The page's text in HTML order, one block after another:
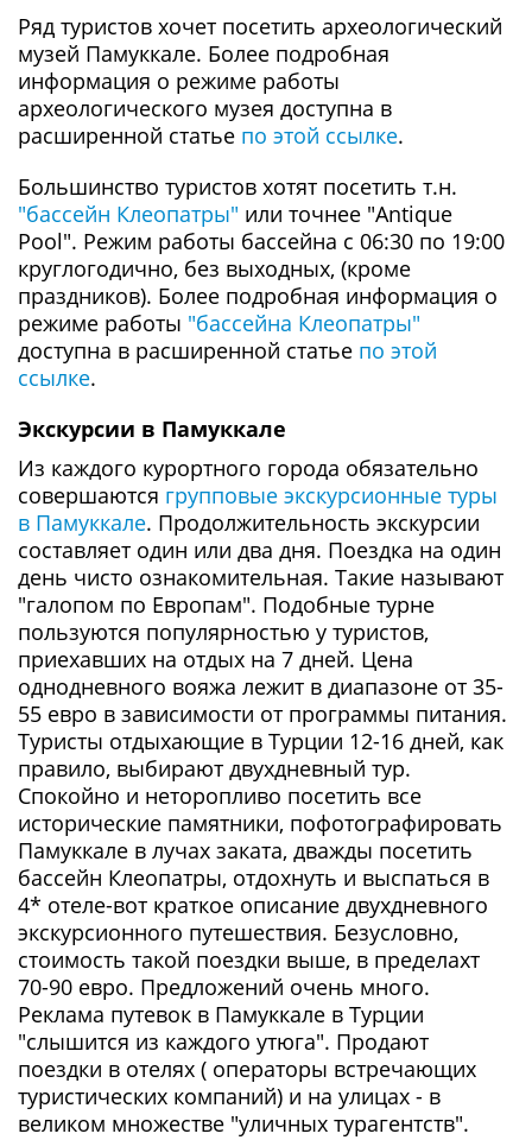
Ряд туристов хочет посетить археологический
музей Памуккале. Более подробная
информация о режиме работы
археологического музея доступна в
расширенной статье по этой ссылке.
Большинство туристов хотят посетить т.н.
"бассейн Клеопатры" или точнее "Antique
Pool". Режим работы бассейна с 06:30 по 19:00
круглогодично, без выходных, (кроме
праздников). Более подробная информация о
режиме работы "бассейна Клеопатры"
доступна в расширенной статье по этой
ссылке.
Экскурсии в Памуккале
Из каждого курортного города обязательно
совершаются групповые экскурсионные туры
в Памуккале. Продолжительность экскурсии
составляет один или два дня. Поездка на один
день чисто ознакомительная. Такие называют
"галопом по Европам". Подобные турне
пользуются популярностью у туристов,
приехавших на отдых на 7 дней. Цена
однодневного вояжа лежит в диапазоне от 35-
55 евро в зависимости от программы питания.
Туристы отдыхающие в Турции 12-16 дней, как
правило, выбирают двухдневный тур.
Спокойно и неторопливо посетить все
исторические памятники, пофотографировать
Памуккале в лучах заката, дважды посетить
бассейн Клеопатры, отдохнуть и выспаться в
4* отеле-вот краткое описание двухдневного
экскурсионного путешествия. Безусловно,
стоимость такой поездки выше, в пределахт
70-90 евро. Предложений очень много.
Реклама путевок в Памуккале в Турции
"слышится из каждого утюга". Продают
поездки в отелях ( операторы встречающих
туристических компаний) и на улицах - в
великом множестве "уличных турагентств".